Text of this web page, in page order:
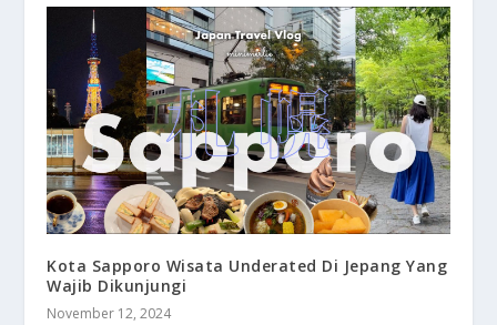
Kota Sapporo Wisata Underated Di Jepang Yang
Wajib Dikunjungi
November 12, 2024